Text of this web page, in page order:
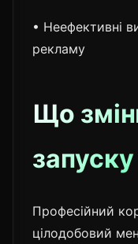
• Неефективні
рекламу
Що
запуску
Професійний
цілодобовий